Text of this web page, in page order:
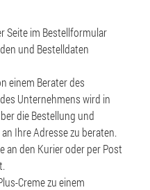
Seite im Bestellformular
und Bestelldaten
einem Berater des
Unternehmens wird in
die Bestellung und
Ihre Adresse zu beraten.
an den Kurier oder per Post
Creme zu einem